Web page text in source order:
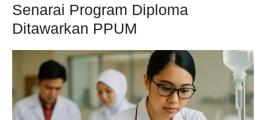
Senarai Program Diploma
Ditawarkan PPUM